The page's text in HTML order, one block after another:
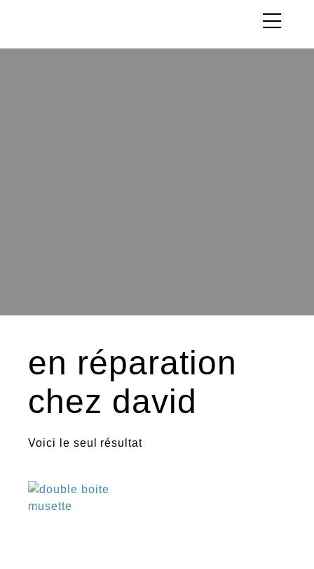
en réparation
chez david
Voici le seul résultat